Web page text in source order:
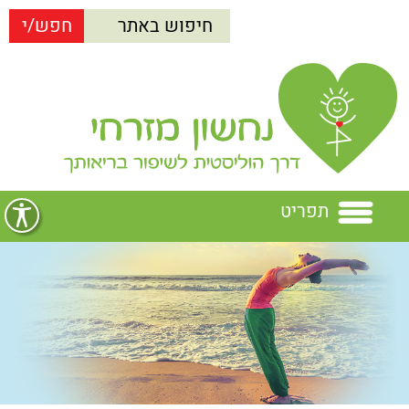
תפריט
בית
נחשון מזרחי
נחשון מזרחיהרצאות